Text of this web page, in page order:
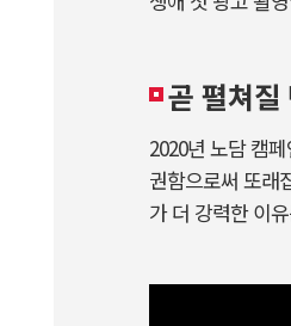
곧 펼쳐질
2020년 노담 캠
권함으로써 또래
가 더 강력한 이